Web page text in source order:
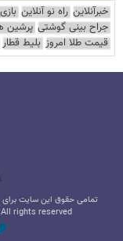
خبرآنلاین راه نو آنلاین
جراح بینی گوشتی پرشین
قیمت طلا امروز بلیط قطار
تمامی حقوق این سایت برای
rights reserved